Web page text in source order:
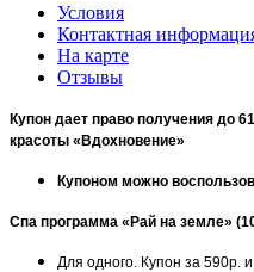
Условия
Контактная
На карте
Отзывы
Купон дает право получения до
красоты «Вдохновение»
Купоном можно
Спа программа «Рай на земле»
Для одного. Купон за 590р.